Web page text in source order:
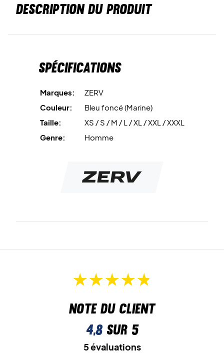
DESCRIPTION DU PRODUIT
Spécifications
Marques:
ZERV
Couleur:
Bleu foncé (Marine)
Taille:
XS / S / M / L / XL / XXL / XXXL
Genre:
Homme
Note du client
4,8sur 5
5 évaluations